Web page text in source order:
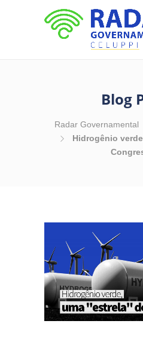
Blog
Radar Governamental
Hidrogênio